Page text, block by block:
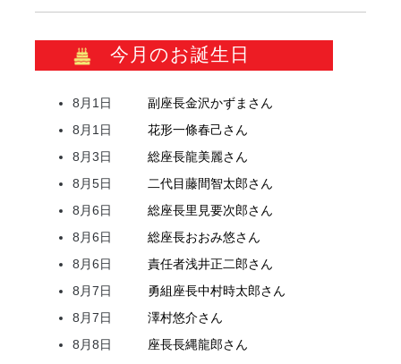
今月のお誕生日
8月1日 副座長金沢かずま さん
8月1日
花形一條春己さん
8月3日
総座長龍美麗さん
8月5日
二代目藤間智太郎さん
8月6日
総座長里見要次郎さん
8月6日
総座長おおみ悠さん
8月6日
責任者浅井正二郎さん
8月7日
勇組座長中村時太郎さん
8月7日
澤村悠介さん
8月8日
座長長縄龍郎さん